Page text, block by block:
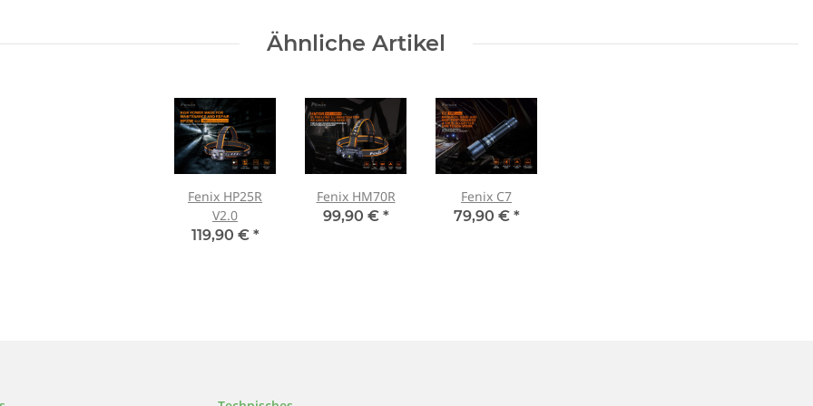
Ähnliche Artikel
Fenix HP25R
V2.0
119,90 € *
Fenix HM70R
99,90 € *
Fenix C7
79,90 € *